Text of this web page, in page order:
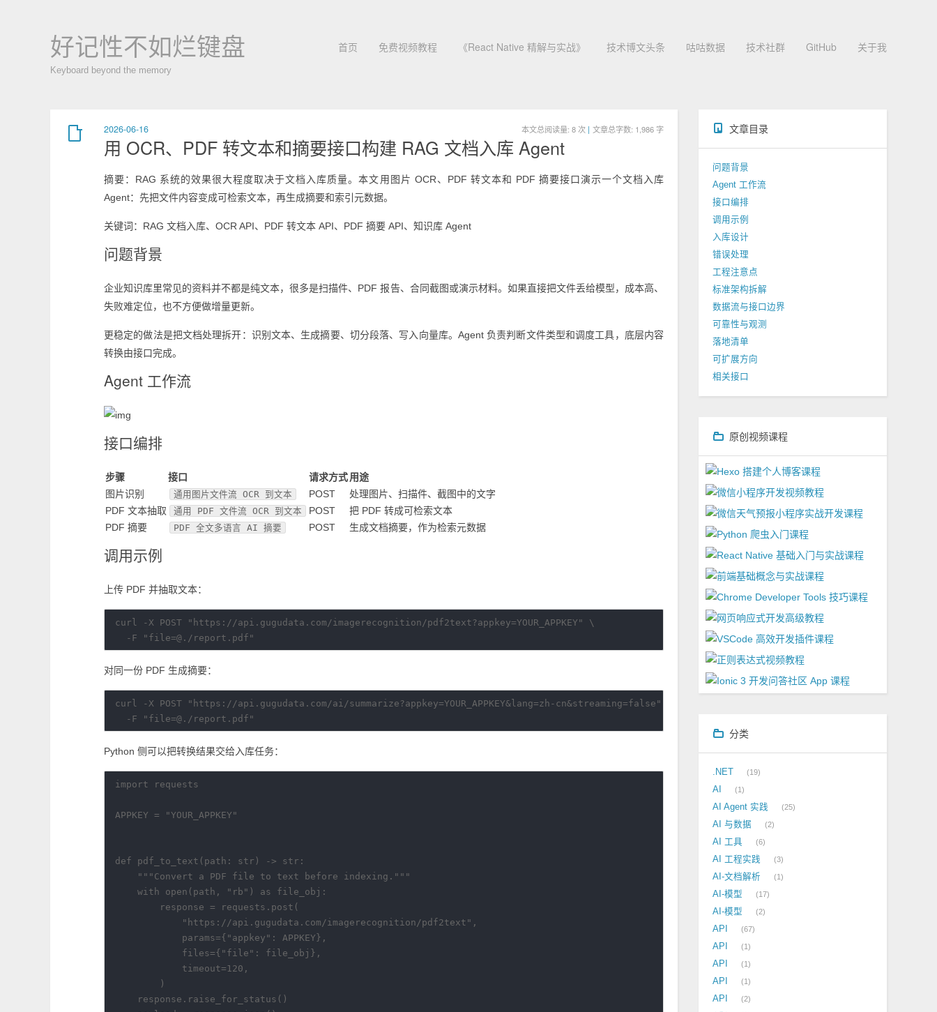
好记性不如烂键盘
Keyboard beyond the memory
首页 免费视频教程 《React Native 精解与实战》 技术博文头条 咕咕数据 技术社群 GitHub 关于我
2026-06-16 本文总阅读量: 8 次 | 文章总字数: 1,986 字
用 OCR、PDF 转文本和摘要接口构建 RAG 文档入库 Agent
摘要：RAG 系统的效果很大程度取决于文档入库质量。本文用图片 OCR、PDF 转文本和 PDF 摘要接口演示一个文档入库
Agent：先把文件内容变成可检索文本，再生成摘要和索引元数据。
关键词：RAG 文档入库、OCR API、PDF 转文本 API、PDF 摘要 API、知识库 Agent
问题背景
企业知识库里常见的资料并不都是纯文本，很多是扫描件、PDF 报告、合同截图或演示材料。如果直接把文件丢给模型，成本高、
失败难定位，也不方便做增量更新。
更稳定的做法是把文档处理拆开：识别文本、生成摘要、切分段落、写入向量库。Agent 负责判断文件类型和调度工具，底层内容
转换由接口完成。
Agent 工作流
接口编排
步骤 接口 请求方式用途
图片识别
通用图片文件流 OCR 到文本 POST
处理图片、扫描件、截图中的文字
PDF 文本抽取
通用 PDF 文件流 OCR 到文本 POST
把 PDF 转成可检索文本
PDF 摘要
PDF 全文多语言 AI 摘要 POST 生成文档摘要，作为检索元数据
调用示例
上传 PDF 并抽取文本：
curl -X POST "https://api.gugudata.com/imagerecognition/pdf2text?appkey=YOUR_APPKEY" \
对同一份 PDF 生成摘要：
curl -X POST "https://api.gugudata.com/ai/summarize?appkey=YOUR_APPKEY&lang=zh-cn&streaming=false" \
Python 侧可以把转换结果交给入库任务：
import requests
APPKEY = "YOUR_APPKEY"
def pdf_to_text(path: str) -> str:
    """Convert a PDF file to text before indexing."""
    with open(path, "rb") as file_obj:
        response = requests.post(
            "https://api.gugudata.com/imagerecognition/pdf2text",
            params={"appkey": APPKEY},
            files={"file": file_obj},
            timeout=120,
        )
    response.raise_for_status()
文章目录
问题背景
Agent 工作流
接口编排
调用示例
入库设计
错误处理
工程注意点
标准架构拆解
数据流与接口边界
可靠性与观测
落地清单
可扩展方向
相关接口
原创视频课程
分类
.NET 19
AI 1
AI Agent 实践 25
AI 与数据 2
AI 工具 6
AI 工程实践 3
AI-文档解析 1
AI-模型 17
AI-模型 2
API 67
API 1
API 1
API 1
API 2